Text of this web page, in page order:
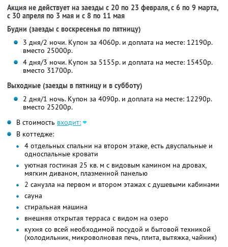
Акция не действует на заезды с 20 по 23 февраля, с 6 по 9 марта,
с 30 апреля по 3 мая и с 8 по 11 мая
Будни (заезды с воскресенья по пятницу)
3 дня/2 ночи. Купон за 4060р. и доплата на месте: 12190р.
вместо 25000р.
4 дня/3 ночи. Купон за 5155р. и доплата на месте: 15450р.
вместо 31700р.
Выходные (заезды в пятницу и в субботу)
2 дня/1 ночь. Купон за 4090р. и доплата на месте: 12290р.
вместо 25200р.
В стоимость входит:
В коттедже:
4 отдельных спальни на втором этаже, есть двуспальные и
односпальные кровати
уютная гостиная 25 кв. м с видовым камином на дровах,
мягким диваном, плазменной панелью
2 санузла на первом и втором этажах с душевыми кабинами
сауна
стиральная машина
внешняя открытая терраса с видом на озеро
кухня со всей необходимой посудой и бытовой техникой
(холодильник, микроволновая печь, плита, вытяжка, чайник)